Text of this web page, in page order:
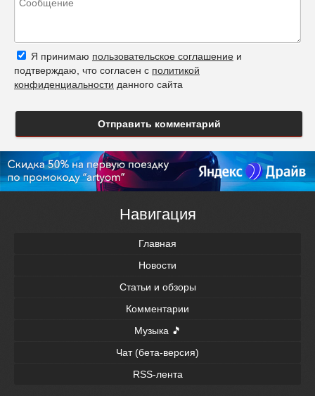
Я принимаю пользовательское соглашение и
подтверждаю, что согласен с политикой
конфиденциальности данного сайта
Отправить комментарий
Навигация
Главная
Новости
Статьи и обзоры
Комментарии
Музыка 🎵
Чат (бета-версия)
RSS-лента